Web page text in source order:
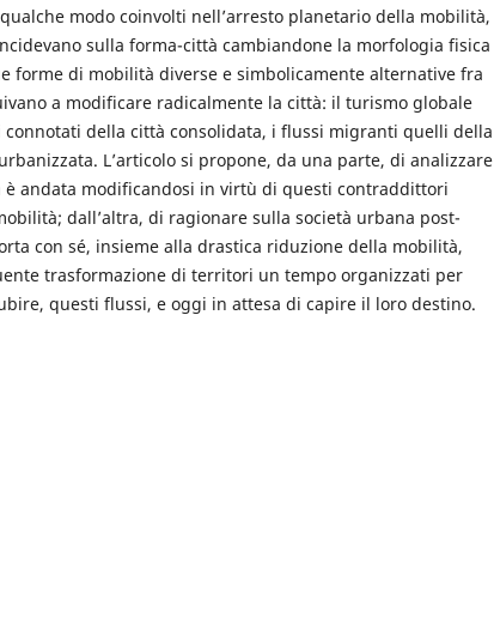
modo coinvolti nell’arresto planetario della mobilità,
sulla forma-città cambiandone la morfologia fisica
forme di mobilità diverse e simbolicamente alternative fra
a modificare radicalmente la città: il turismo globale
connotati della città consolidata, i flussi migranti quelli della
L’articolo si propone, da una parte, di analizzare
è andata modificandosi in virtù di questi contraddittori
dall’altra, di ragionare sulla società urbana post-
con sé, insieme alla drastica riduzione della mobilità,
trasformazione di territori un tempo organizzati per
questi flussi, e oggi in attesa di capire il loro destino.